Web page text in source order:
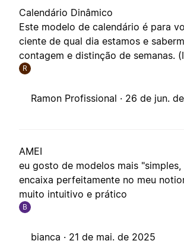
Calendário Dinâmico
Este modelo de calendário é para
ciente de qual dia estamos e
contagem e distinção de semanas.
R
Ramon Profissional · 26 de jun.
AMEI
eu gosto de modelos mais "simples,
encaixa perfeitamente no meu
muito intuitivo e prático
B
bianca · 21 de mai. de 2025